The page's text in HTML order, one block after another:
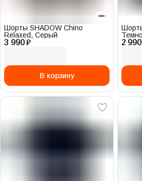
3 990 ₽
Шорты SHADOW Chino
Relaxed, Серый
В корзину
2